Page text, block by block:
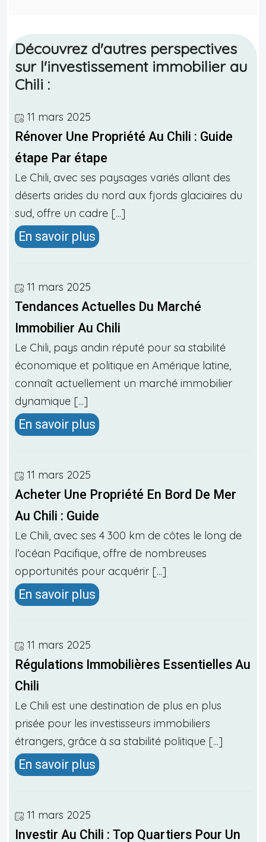
Découvrez d'autres perspectives
sur l'investissement immobilier au
Chili :
11 mars 2025
Rénover Une Propriété Au Chili : Guide
étape Par étape
Le Chili, avec ses paysages variés allant des
déserts arides du nord aux fjords glaciaires du
sud, offre un cadre [...]
En savoir plus
11 mars 2025
Tendances Actuelles Du Marché
Immobilier Au Chili
Le Chili, pays andin réputé pour sa stabilité
économique et politique en Amérique latine,
connaît actuellement un marché immobilier
dynamique [...]
En savoir plus
11 mars 2025
Acheter Une Propriété En Bord De Mer
Au Chili : Guide
Le Chili, avec ses 4 300 km de côtes le long de
l’océan Pacifique, offre de nombreuses
opportunités pour acquérir [...]
En savoir plus
11 mars 2025
Régulations Immobilières Essentielles Au
Chili
Le Chili est une destination de plus en plus
prisée pour les investisseurs immobiliers
étrangers, grâce à sa stabilité politique [...]
En savoir plus
11 mars 2025
Investir Au Chili : Top Quartiers Pour Un